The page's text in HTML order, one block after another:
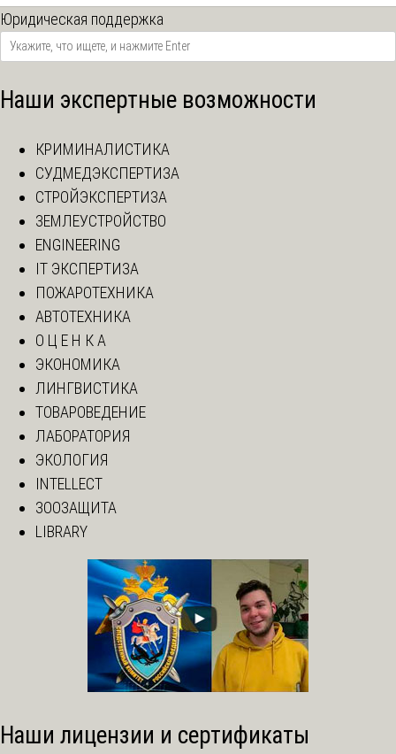
Юридическая поддержка
Наши экспертные возможности
КРИМИНАЛИСТИКА
СУДМЕДЭКСПЕРТИЗА
СТРОЙЭКСПЕРТИЗА
ЗЕМЛЕУСТРОЙСТВО
ENGINEERING
IT ЭКСПЕРТИЗА
ПОЖАРОТЕХНИКА
АВТОТЕХНИКА
О Ц Е Н К А
ЭКОНОМИКА
ЛИНГВИСТИКА
ТОВАРОВЕДЕНИЕ
ЛАБОРАТОРИЯ
ЭКОЛОГИЯ
INTELLECT
ЗООЗАЩИТА
LIBRARY
Наши лицензии и сертификаты